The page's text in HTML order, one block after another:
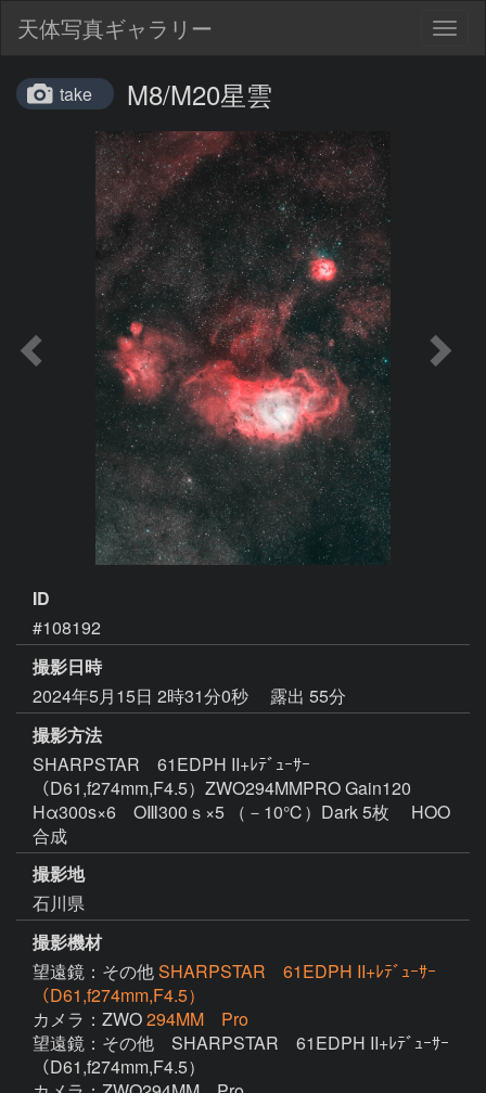
天体写真ギャラリー
take M8/M20星雲
ID
#108192
撮影日時
2024年5月15日 2時31分0秒
露出 55分
撮影方法
SHARPSTAR 61EDPH II+ﾚﾃﾞｭｰｻｰ
（D61,f274mm,F4.5）ZWO294MMPRO Gain120
Hα300s×6 OⅢ300ｓ×5 （－10℃）Dark 5枚 HOO
合成
撮影地
石川県
撮影機材
望遠鏡：その他SHARPSTAR 61EDPH II+ﾚﾃﾞｭｰｻｰ
（D61,f274mm,F4.5）
カメラ：ZWO294MM Pro
望遠鏡：その他　SHARPSTAR　61EDPH II+ﾚﾃﾞｭｰｻｰ
（D61,f274mm,F4.5）